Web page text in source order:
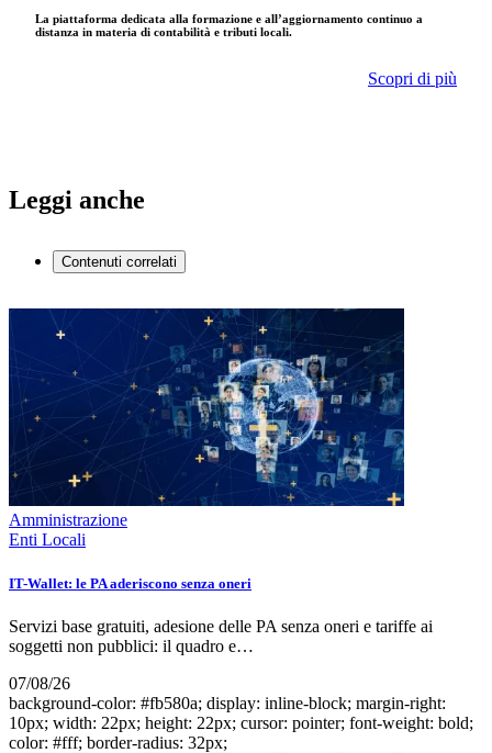
La piattaforma dedicata alla formazione e all’aggiornamento continuo a
distanza in materia di contabilità e tributi locali.
Scopri di più
Leggi anche
Contenuti correlati
Amministrazione
Enti Locali
IT-Wallet: le PA aderiscono senza oneri
Servizi base gratuiti, adesione delle PA senza oneri e tariffe ai
soggetti non pubblici: il quadro e…
07/08/26
background-color: #fb580a; display: inline-block; margin-right:
10px; width: 22px; height: 22px; cursor: pointer; font-weight: bold;
color: #fff; border-radius: 32px;